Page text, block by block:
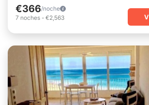
€366/noche
7 noches - €2,563